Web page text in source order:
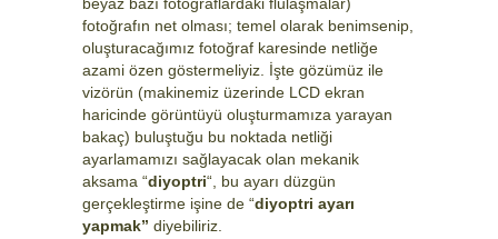
fotoğrafın net olması; temel olarak benimsenip,
oluşturacağımız fotoğraf karesinde netliğe
azami özen göstermeliyiz. İşte gözümüz ile
vizörün (makinemiz üzerinde LCD ekran
haricinde görüntüyü oluşturmamıza yarayan
bakaç) buluştuğu bu noktada netliği
ayarlamamızı sağlayacak olan mekanik
aksama “diyoptri“, bu ayarı düzgün
gerçekleştirme işine de “diyoptri ayarı
yapmak” diyebiliriz.